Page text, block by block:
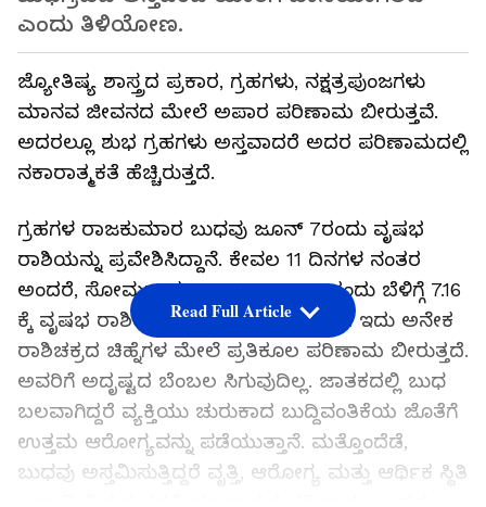
ಎಂದು ತಿಳಿಯೋಣ.
ಜ್ಯೋತಿಷ್ಯ ಶಾಸ್ತ್ರದ ಪ್ರಕಾರ, ಗ್ರಹಗಳು, ನಕ್ಷತ್ರಪುಂಜಗಳು
ಮಾನವ ಜೀವನದ ಮೇಲೆ ಅಪಾರ ಪರಿಣಾಮ ಬೀರುತ್ತವೆ.
ಅದರಲ್ಲೂ ಶುಭ ಗ್ರಹಗಳು ಅಸ್ತವಾದರೆ ಅದರ ಪರಿಣಾಮದಲ್ಲಿ
ನಕಾರಾತ್ಮಕತೆ ಹೆಚ್ಚಿರುತ್ತದೆ.
ಗ್ರಹಗಳ ರಾಜಕುಮಾರ ಬುಧವು ಜೂನ್ 7ರಂದು ವೃಷಭ
ರಾಶಿಯನ್ನು ಪ್ರವೇಶಿಸಿದ್ದಾನೆ. ಕೇವಲ 11 ದಿನಗಳ ನಂತರ
ಅಂದರೆ, ಸೋಮವಾರ, ಜೂನ್ 19, 2023 ರಂದು ಬೆಳಿಗ್ಗೆ 7.16
ಕ್ಕೆ ವೃಷಭ ರಾಶಿಯಲ್ಲಿ ಆತ ಅಸ್ತಮಿಸುತ್ತಿದ್ದಾನೆ. ಇದು ಅನೇಕ
ರಾಶಿಚಕ್ರದ ಚಿಹ್ನೆಗಳ ಮೇಲೆ ಪ್ರತಿಕೂಲ ಪರಿಣಾಮ ಬೀರುತ್ತದೆ.
ಅವರಿಗೆ ಅದೃಷ್ಟದ ಬೆಂಬಲ ಸಿಗುವುದಿಲ್ಲ. ಜಾತಕದಲ್ಲಿ ಬುಧ
ಬಲವಾಗಿದ್ದರೆ ವ್ಯಕ್ತಿಯು ಚುರುಕಾದ ಬುದ್ದಿವಂತಿಕೆಯ ಜೊತೆಗೆ
ಉತ್ತಮ ಆರೋಗ್ಯವನ್ನು ಪಡೆಯುತ್ತಾನೆ. ಮತ್ತೊಂದೆಡೆ,
ಬುಧವು ಅಸ್ತಮಿಸುತ್ತಿದ್ದರೆ ವೃತ್ತಿ, ಆರೋಗ್ಯ ಮತ್ತು ಆರ್ಥಿಕ ಸ್ಥಿತಿ
Read Full Article